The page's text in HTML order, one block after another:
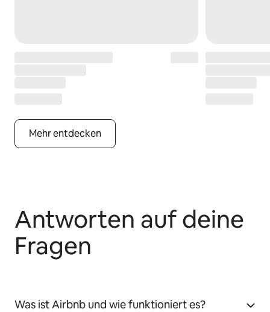
Mehr entdecken
Antworten auf deine
Fragen
Was ist Airbnb und wie funktioniert es?